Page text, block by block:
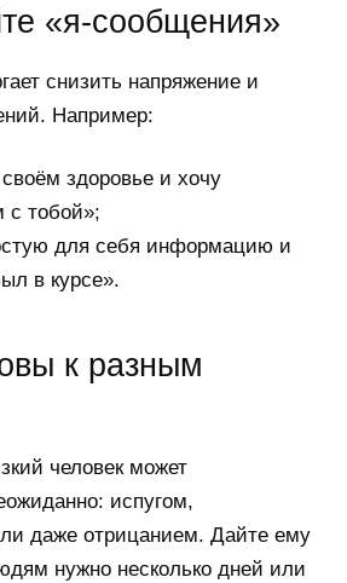
«я-сообщения»
снизить напряжение и
Например:
здоровье и хочу
с тобой»;
для себя информацию и
в курсе».
к разным
человек может
испугом,
даже отрицанием. Дайте ему
нужно несколько дней или